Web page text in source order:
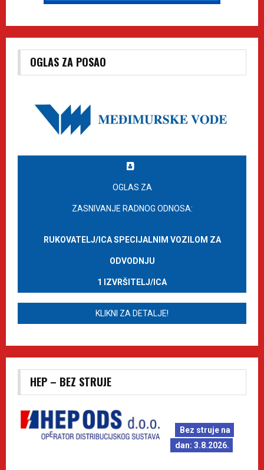
OGLAS ZA POSAO
OGLAS ZA
ZASNIVANJE RADNOG ODNOSA:
RUKOVATELJ/ICA SPECIJALNIM VOZILOM ZA
ODVODNJU
1 IZVRŠITELJ/ICA
KLIKNI ZA DETALJE!
HEP – BEZ STRUJE
Bez struje na
dan: 3.8.2026.